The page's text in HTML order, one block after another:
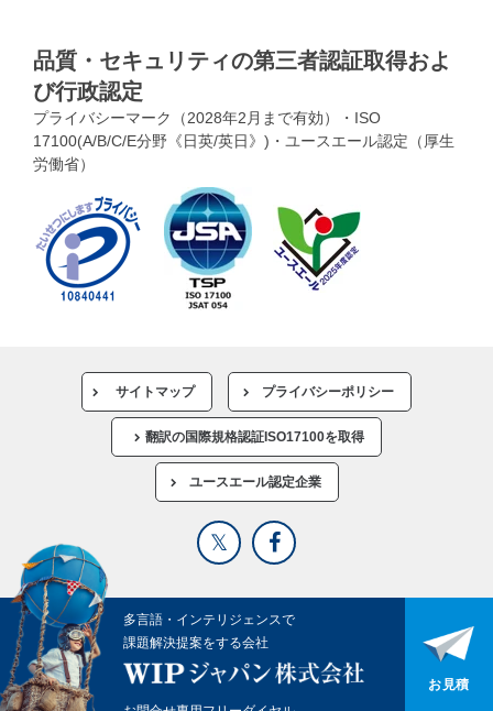
品質・セキュリティの第三者認証取得およ
び行政認定
プライバシーマーク（2028年2月まで有効）・ISO
17100(A/B/C/E分野《日英/英日》)・ユースエール認定（厚生
労働省）
サイトマップ プライバシーポリシー
翻訳の国際規格認証ISO17100を取得
ユースエール認定企業
多言語・インテリジェンスで
課題解決提案をする会社
お見積